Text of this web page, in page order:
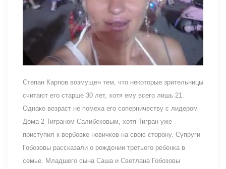
Степан Карпов возмущен тем, что некоторые зрительницы
считают его старше 30 лет, хотя ему всего лишь 21.
Однако возраст не помеха его соперничеству с лидером
Дома 2 Тиграном Салибековым, хотя Тигран уже
приступил к вербовке новичков на свою сторону. Супруги
Гобозовы рассказали о рождении третьего ребенка в
семье. Младшего сына Саша и Светлана Гобозовы